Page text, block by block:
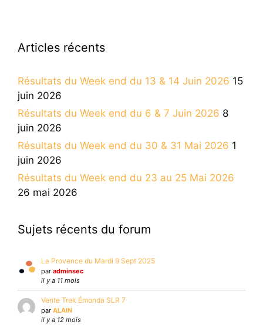
Articles récents
Résultats du Week end du 13 & 14 Juin 2026 15
juin 2026
Résultats du Week end du 6 & 7 Juin 2026 8
juin 2026
Résultats du Week end du 30 & 31 Mai 2026 1
juin 2026
Résultats du Week end du 23 au 25 Mai 2026
26 mai 2026
Sujets récents du forum
La Provence du Mardi 9 Sept 2025
par adminsec
il y a 11 mois
Vente Trek Émonda SLR 7
par ALAIN
il y a 12 mois